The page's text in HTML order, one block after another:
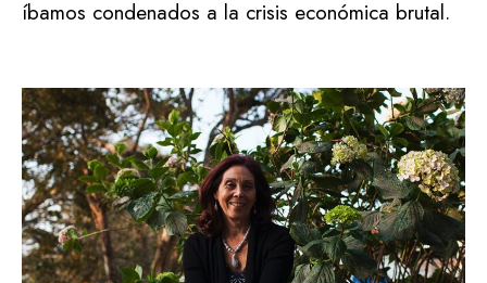
íbamos condenados a la crisis económica brutal.